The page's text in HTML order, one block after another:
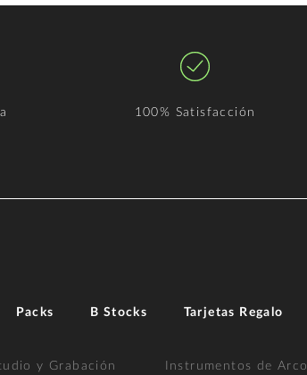
100% Satisfacción
Packs B Stocks Tarjetas Regalo
y Grabación
Instrumentos de Arco